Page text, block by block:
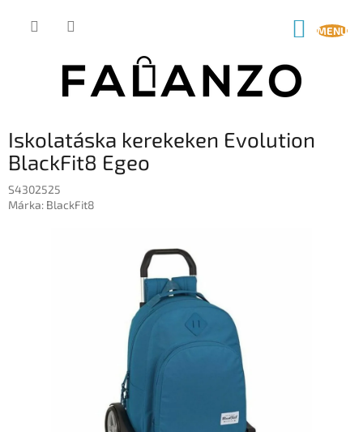
KOSÁR
Iskolatáska kerekeken Evolution
BlackFit8 Egeo
S4302525
Márka: BlackFit8